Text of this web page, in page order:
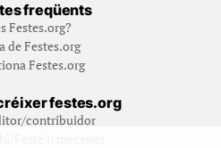
freqüents
Festes.org?
de Festes.org
Festes.org
festes.org
contribuidor